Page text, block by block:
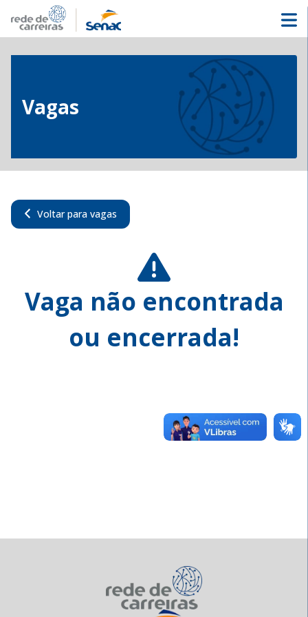
Vagas
Voltar para vagas
Vaga não encontrada
ou encerrada!